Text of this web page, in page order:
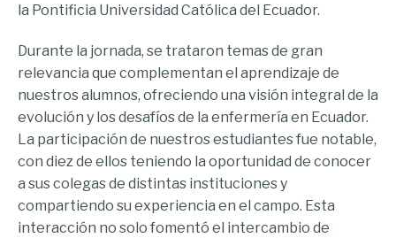
la Pontificia Universidad Católica del Ecuador.
Durante la jornada, se trataron temas de gran
relevancia que complementan el aprendizaje de
nuestros alumnos, ofreciendo una visión integral de la
evolución y los desafíos de la enfermería en Ecuador.
La participación de nuestros estudiantes fue notable,
con diez de ellos teniendo la oportunidad de conocer
a sus colegas de distintas instituciones y
compartiendo su experiencia en el campo. Esta
interacción no solo fomentó el intercambio de